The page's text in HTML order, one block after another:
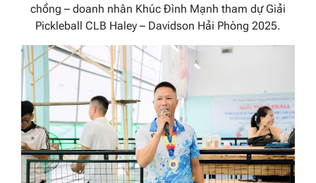
chồng – doanh nhân Khúc Đình Mạnh tham dự Giải
Pickleball CLB Haley – Davidson Hải Phòng 2025.